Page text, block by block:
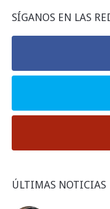
SÍGANOS EN LAS
ÚLTIMAS NOTICIAS